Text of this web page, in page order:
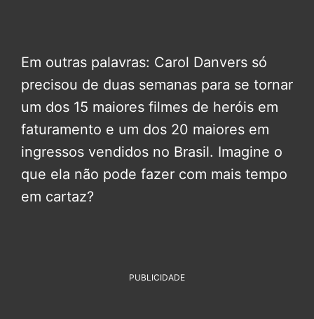
Em outras palavras: Carol Danvers só
precisou de duas semanas para se tornar
um dos 15 maiores filmes de heróis em
faturamento e um dos 20 maiores em
ingressos vendidos no Brasil. Imagine o
que ela não pode fazer com mais tempo
em cartaz?
PUBLICIDADE